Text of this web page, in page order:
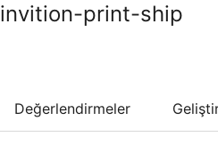
invition-print-ship
Değerlendirmeler